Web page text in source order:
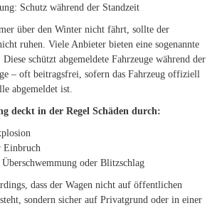
Schutz während der Standzeit
über den Winter nicht fährt, sollte der
ruhen. Viele Anbieter bieten eine sogenannte
schützt abgemeldete Fahrzeuge während der
– oft beitragsfrei, sofern das Fahrzeug offiziell
abgemeldet ist.
deckt in der Regel Schäden durch:
Einbruch
oder Blitzschlag
dass der Wagen nicht auf öffentlichen
sondern sicher auf Privatgrund oder in einer